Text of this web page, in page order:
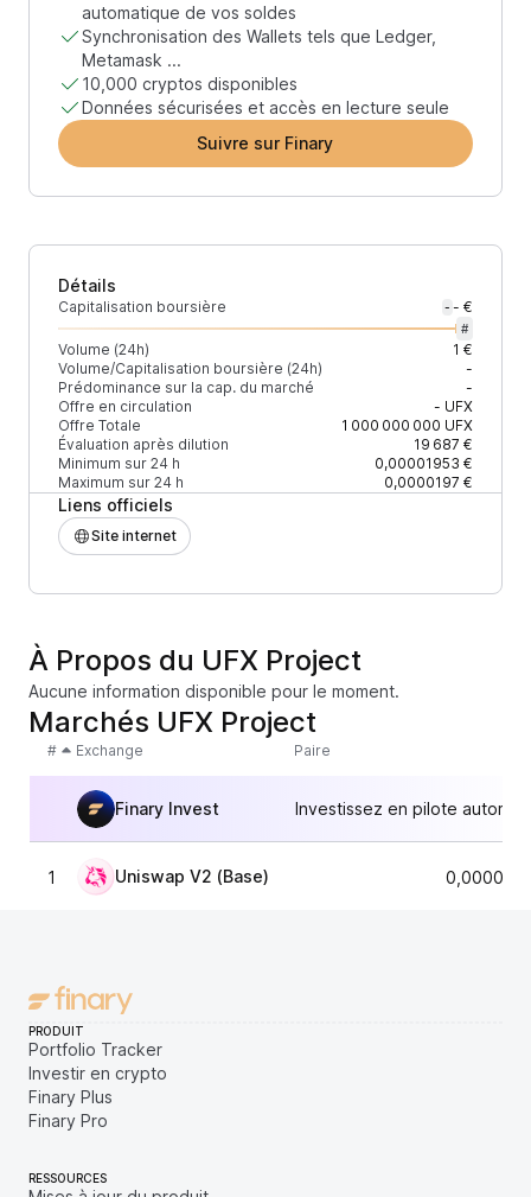
automatique de vos soldes
Synchronisation des Wallets tels que Ledger,
Metamask ...
10,000 cryptos disponibles
Données sécurisées et accès en lecture seule
Suivre sur Finary
Détails
Capitalisation boursière - - €
#
Volume (24h)
1 €
Volume/Capitalisation boursière (24h)
-
Prédominance sur la cap. du marché
-
Offre en circulation
- UFX
Offre Totale
1 000 000 000 UFX
Évaluation après dilution
19 687 €
Minimum sur 24 h
0,00001953 €
Maximum sur 24 h
0,0000197 €
Liens officiels
Site internet
À Propos du UFX Project
Aucune information disponible pour le moment.
Marchés UFX Project
# Exchange Paire
Finary Invest Investissez en pilote
1 Uniswap V2 (Base)
PRODUIT
Portfolio Tracker
Investir en crypto
Finary Plus
Finary Pro
RESSOURCES